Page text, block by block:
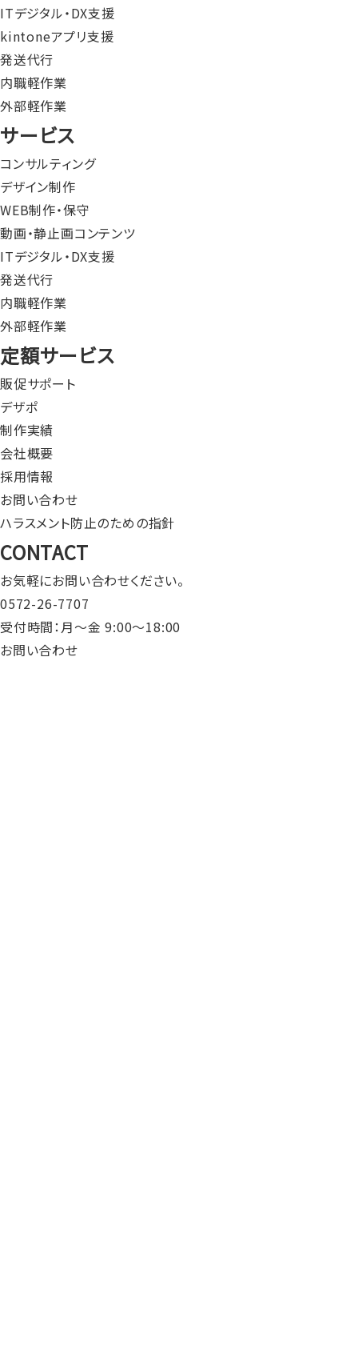
ITデジタル・DX支援
kintoneアプリ支援
発送代行
内職軽作業
外部軽作業
サービス
コンサルティング
デザイン制作
WEB制作・保守
動画・静止画コンテンツ
ITデジタル・DX支援
発送代行
内職軽作業
外部軽作業
定額サービス
販促サポート
デザポ
制作実績
会社概要
採用情報
お問い合わせ
ハラスメント防止のための指針
CONTACT
お気軽にお問い合わせください。
0572-26-7707
受付時間：月～金 9:00〜18:00
お問い合わせ